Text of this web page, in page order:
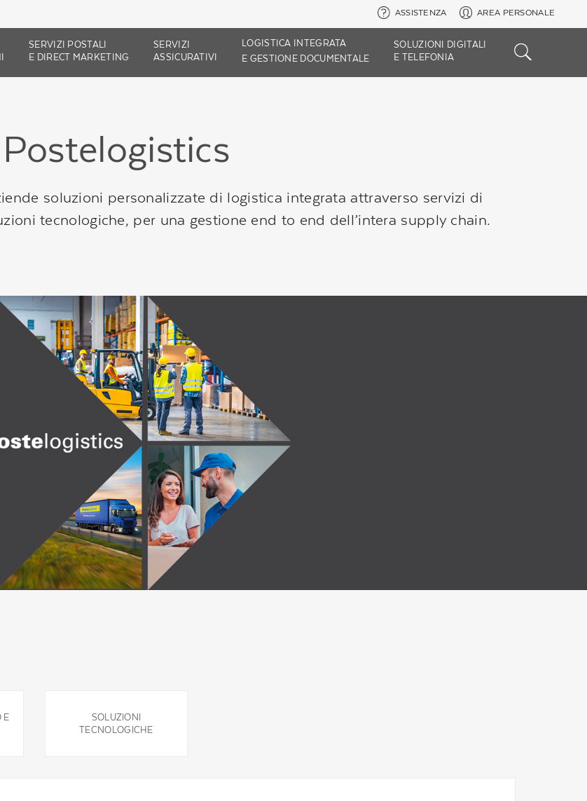
ASSISTENZA AREA PERSONALE
SERVIZI POSTALI
E DIRECT MARKETING
SERVIZI
ASSICURATIVI
LOGISTICA INTEGRATA
E GESTIONE DOCUMENTALE
SOLUZIONI DIGITALI
E TELEFONIA
Postelogistics
soluzioni personalizzate di logistica integrata attraverso servizi di
tecnologiche, per una gestione end to end dell’intera supply chain.
E
SOLUZIONI
TECNOLOGICHE